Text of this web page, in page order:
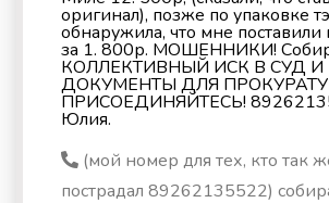
оригинал), позже по упаковке
обнаружила, что мне поставили
за 1. 800р. МОШЕННИКИ!
КОЛЛЕКТИВНЫЙ ИСК В СУД И
ДОКУМЕНТЫ ДЛЯ
ПРИСОЕДИНЯЙТЕСЬ!
Юлия.
(мой номер для тех, кто так
пострадал 89262135522)